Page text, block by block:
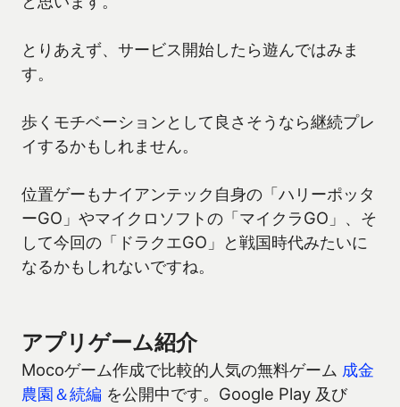
とりあえず、サービス開始したら遊んではみま
す。
歩くモチベーションとして良さそうなら継続プレ
イするかもしれません。
位置ゲーもナイアンテック自身の「ハリーポッタ
ーGO」やマイクロソフトの「マイクラGO」、そ
して今回の「ドラクエGO」と戦国時代みたいに
なるかもしれないですね。
アプリゲーム紹介
Mocoゲーム作成で比較的人気の無料ゲーム 成金
農園＆続編 を公開中です。Google Play 及び